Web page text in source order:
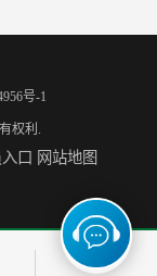
栓连接规范 包检测
号-1
权利.
口 网站地图